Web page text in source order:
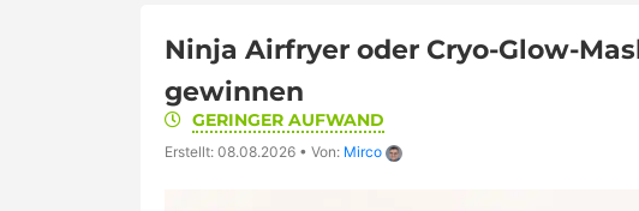
Ninja Airfryer oder Cryo-Glow-
gewinnen
GERINGER AUFWAND
Erstellt: 08.08.2026 • Von: Mirco